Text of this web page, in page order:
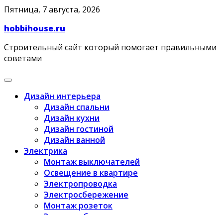
Skip
content
Пятница, 7 августа, 2026
hobbihouse.ru
Строительный сайт который помогает правильными
советами
Дизайн интерьера
Дизайн спальни
Дизайн кухни
Дизайн гостиной
Дизайн ванной
Электрика
Монтаж выключателей
Освещение в квартире
Электропроводка
Электросбережение
Монтаж розеток